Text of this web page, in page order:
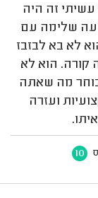
זה היה
שעה שלימה עם
לא בא לבזבז
קורה. הוא לא
מה שאתה
ועזרה
10